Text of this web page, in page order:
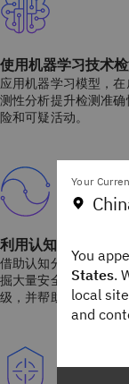
使用机器学习技术
应用机器学习模型，
测性分析提升检测准
险和可疑活动。
利用认知 AI 加速调查
借助认知分析技术，
掘大量安全数据中的
级，并帮助团队更快
Your
You
States.
local
and